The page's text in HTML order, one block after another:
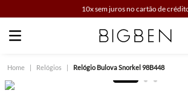
10x sem juros no cartão de
Faça sua busca
Relógios Relógio Bulova Snorkel 98B448